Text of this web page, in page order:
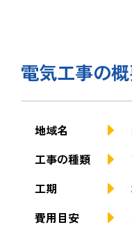
電気工事の
地域名
工事の種類
工期
費用目安